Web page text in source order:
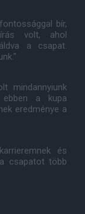
bír,
volt, ahol
a csapat.
mindannyiunk
ebben a kupa
eredménye a
és
csapatot több